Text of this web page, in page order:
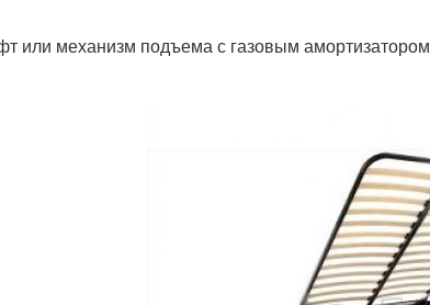
или механизм подъема с газовым амортизатором